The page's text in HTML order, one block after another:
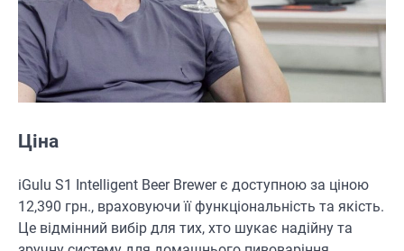
Ціна
iGulu S1 Intelligent Beer Brewer є доступною за ціною
12,390 грн., враховуючи її функціональність та якість.
Це відмінний вибір для тих, хто шукає надійну та